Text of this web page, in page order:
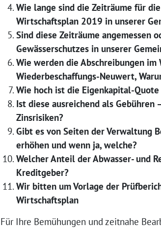
Wie lange sind die Zeiträume für
Wirtschaftsplan 2019 in unserer
Sind diese Zeiträume angemessen
Gewässerschutzes in unserer
Wie werden die Abschreibungen
Wiederbeschaffungs-Neuwert,
Wie hoch ist die Eigenkapital-
Ist diese ausreichend als Gebühren
Zinsrisiken?
Gibt es von Seiten der Verwaltung
erhöhen und wenn ja, welche?
Welcher Anteil der Abwasser- und
Kreditgeber?
Wir bitten um Vorlage der
Wirtschaftsplan
Für Ihre Bemühungen und zeitnahe